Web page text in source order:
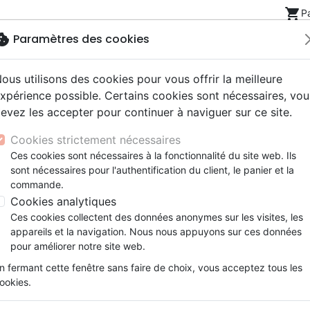
shopping_cart
NouveautésBibles
Segond 21
Segond
NEG
Livres
Famille, couple
Souffrance, Relation d'aide
Santé
eBooks
Couple
Méditations
Souffrance, Relation d'aide
Psychologie
Jeunesse
ans
Bibles jeunesse
Latino, Folk
Soul
Instrumental
Louange, Adoration
Hardrock, Métal
conférences
Documentaires, reportages
Accessoires de Bible
Papeterie
de Dieu. Volume 1 (La) - Une théologie biblique et
La Grâce (étonnante) de
Une théologie biblique et
Théologie]
Auteur :Paul Wells
RéférenceEXL0422
Description Détails du produit
La révélation biblique, lue dans
Paramètres des cookies
utilisons des cookies pour vous offrir la meilleure
possible. Certains cookies sont nécessaires,
les accepter pour continuer à naviguer sur ce site.
Cookies strictement nécessaires
Ces cookies sont nécessaires à la fonctionnalité du site web. Ils
sont nécessaires pour l'authentification du client, le panier et la
commande.
Cookies analytiques
Ces cookies collectent des données anonymes sur les visites, les
appareils et la navigation. Nous nous appuyons sur ces données
pour améliorer notre site web.
fermant cette fenêtre sans faire de choix, vous acceptez tous les